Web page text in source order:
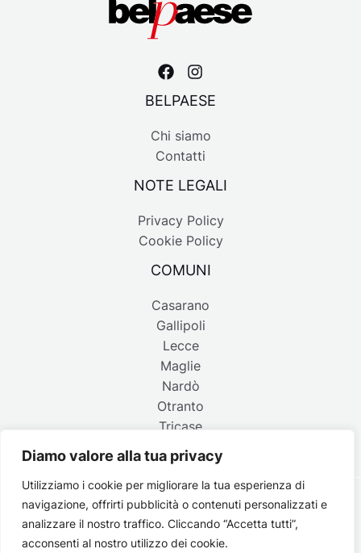
Diamo valore alla tua privacy
Utilizziamo i cookie per migliorare la tua esperienza di
navigazione, offrirti pubblicità o contenuti personalizzati e
analizzare il nostro traffico. Cliccando “Accetta tutti”,
acconsenti al nostro utilizzo dei cookie.
BELPAESE
Chi siamo
Contatti
NOTE LEGALI
Privacy Policy
Cookie Policy
COMUNI
Casarano
Gallipoli
Lecce
Maglie
Nardò
Otranto
Tricase
Copyright © 2026 Belpaese | Periodico d'informazione del
Salento - P.IVA 4637850753 - Testata registrata il 18 gennaio